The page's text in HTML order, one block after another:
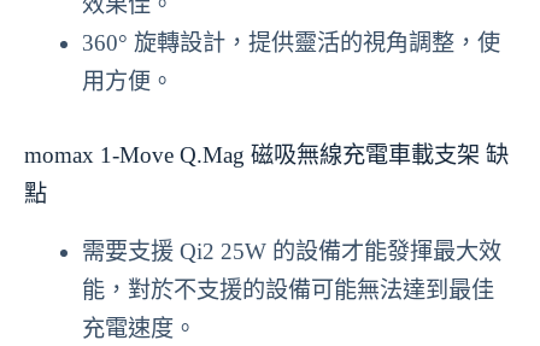
360° 旋轉設計，提供靈活的視角調整，使
用方便。
momax 1-Move Q.Mag 磁吸無線充電車載支架 缺
點
需要支援 Qi2 25W 的設備才能發揮最大效
能，對於不支援的設備可能無法達到最佳
充電速度。